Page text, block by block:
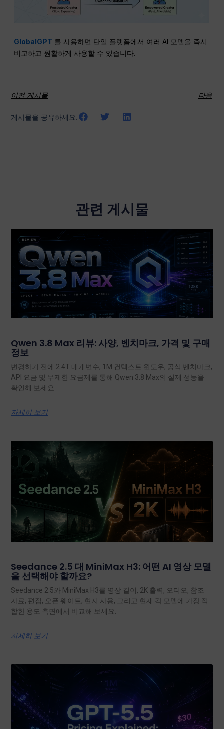
GlobalGPT 를 사용하면 단일 플랫폼에서 여러 AI 모델을 즉시
비교하고 원활하게 사용할 수 있습니다.
이전 게시물 다음
게시물을 공유하세요:
관련 게시물
Qwen 3.8 Max 리뷰: 사양, 벤치마크, 가격 및 구매
정보
변경하기 전에 2.4T 매개변수, 1M 컨텍스트 윈도우, 공식 벤치마크,
API 요금 및 무제한 요금제를 통해 Qwen 3.8 Max의 실제 성능을
확인해 보세요.
자세히 보기
Seedance 2.5 대 MiniMax H3: 어떤 AI 영상 모델
을 선택해야 할까요?
Seedance 2.5와 MiniMax H3를 영상 길이, 2K 출력, 오디오, 참조
자료, 편집, 오픈 웨이트, 현지 사용, 그리고 현재 각 모델에 가장 적
합한 용도 측면에서 비교해 보세요.
자세히 보기